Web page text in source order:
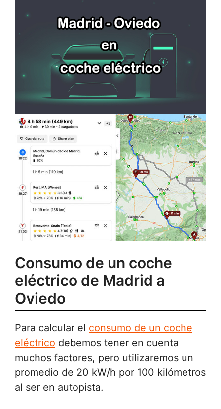
Consumo de un coche
eléctrico de Madrid a
Oviedo
Para calcular el consumo de un coche
eléctrico debemos tener en cuenta
muchos factores, pero utilizaremos un
promedio de 20 kW/h por 100 kilómetros
al ser en autopista.